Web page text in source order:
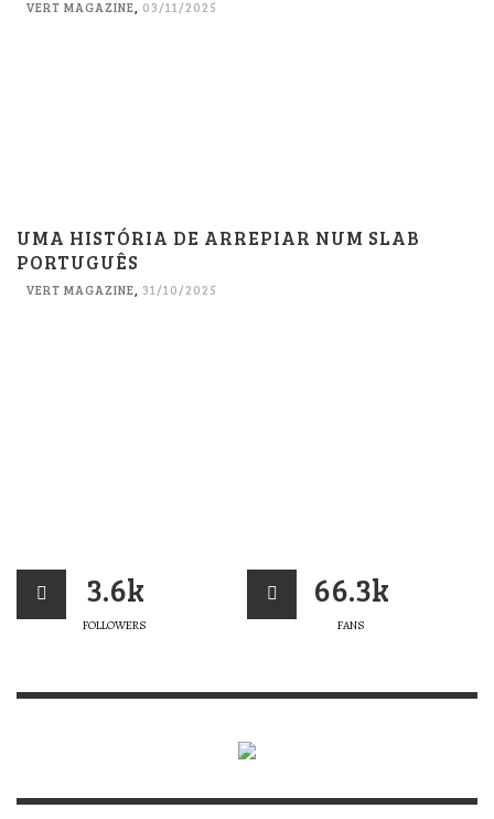
VERT MAGAZINE, 03/11/2025
UMA HISTÓRIA DE ARREPIAR NUM SLAB
PORTUGUÊS
VERT MAGAZINE, 31/10/2025
3.6k
FOLLOWERS
66.3k
FANS